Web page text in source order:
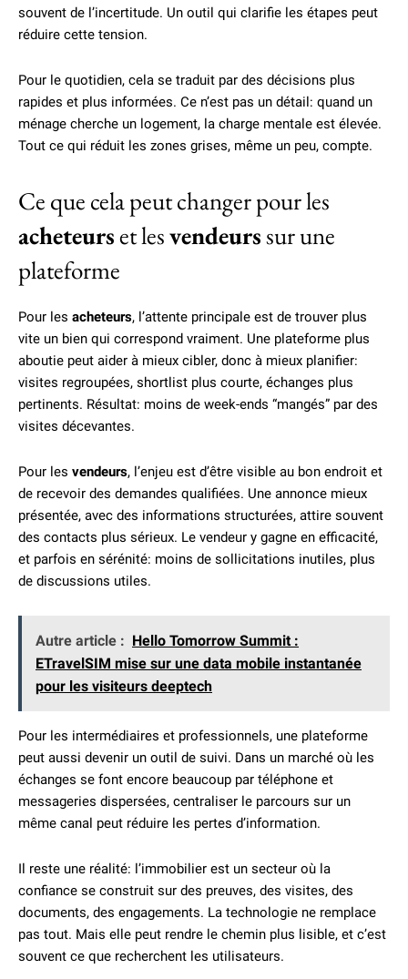
souvent de l’incertitude. Un outil qui clarifie les étapes peut
réduire cette tension.
Pour le quotidien, cela se traduit par des décisions plus
rapides et plus informées. Ce n’est pas un détail: quand un
ménage cherche un logement, la charge mentale est élevée.
Tout ce qui réduit les zones grises, même un peu, compte.
Ce que cela peut changer pour les
acheteurset lesvendeurssur une
plateforme
Pour les acheteurs, l’attente principale est de trouver plus
vite un bien qui correspond vraiment. Une plateforme plus
aboutie peut aider à mieux cibler, donc à mieux planifier:
visites regroupées, shortlist plus courte, échanges plus
pertinents. Résultat: moins de week-ends “mangés” par des
visites décevantes.
Pour les vendeurs, l’enjeu est d’être visible au bon endroit et
de recevoir des demandes qualifiées. Une annonce mieux
présentée, avec des informations structurées, attire souvent
des contacts plus sérieux. Le vendeur y gagne en efficacité,
et parfois en sérénité: moins de sollicitations inutiles, plus
de discussions utiles.
Autre article : Hello Tomorrow Summit :
ETravelSIM mise sur une data mobile instantanée
pour les visiteurs deeptech
Pour les intermédiaires et professionnels, une plateforme
peut aussi devenir un outil de suivi. Dans un marché où les
échanges se font encore beaucoup par téléphone et
messageries dispersées, centraliser le parcours sur un
même canal peut réduire les pertes d’information.
Il reste une réalité: l’immobilier est un secteur où la
confiance se construit sur des preuves, des visites, des
documents, des engagements. La technologie ne remplace
pas tout. Mais elle peut rendre le chemin plus lisible, et c’est
souvent ce que recherchent les utilisateurs.